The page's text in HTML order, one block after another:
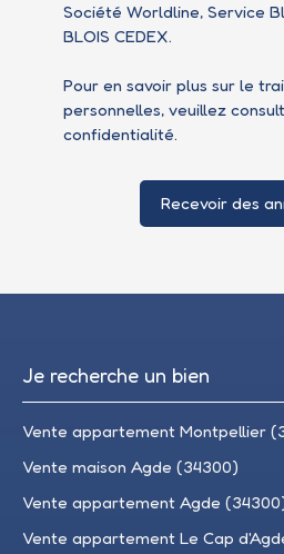
Société Worldline, Service
BLOIS CEDEX.
Pour en savoir plus sur le
personnelles, veuillez
confidentialité.
Recevoir des
Je recherche un bien
Vente appartement Montpellier
Vente maison Agde (34300)
Vente appartement Agde
Vente appartement Le Cap